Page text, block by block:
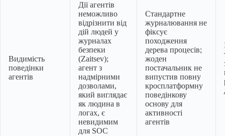
Видимість
поведінки
агентів
Дії агентів
неможливо
відрізнити від
дій людей у
журналах
безпеки
(Zaitsev);
агент з
надмірними
дозволами,
який виглядає
як людина в
логах, є
невидимим
для SOC
Стандартне
журналювання не
фіксує
походження
дерева процесів;
жоден
постачальник не
випустив повну
кросплатформну
поведінкову
основу для
активності
агентів